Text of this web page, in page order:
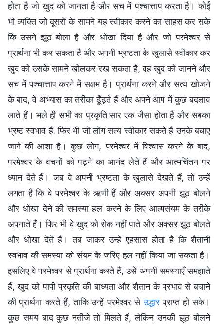
होता है जो खुद को जानता है और सच में पश्चात्ताप करता है। कोई
भी व्यक्ति जो दूसरों के सामने यह स्वीकार करने का साहस कर सके
कि उसने झूठ बोला है और धोखा दिया है और जो परमेश्वर से
प्रार्थना भी कर सकता है और अपनी भ्रष्टता के खुलासे स्वीकार कर
खुद को उसके सामने खोलकर रख सकता है, वह खुद को जानने और
सच में पश्चात्ताप करने में सक्षम है। प्रार्थना करने और सत्य खोजने
के बाद, वे अभ्यास का तरीका ढूँढ़ते हैं और अपने आप में कुछ बदलाव
लाते हैं। भले ही सभी का प्रकृति सार एक जैसा होता है और सबका
भ्रष्ट स्वभाव है, फिर भी जो लोग सत्य स्वीकार सकते हैं उनके बचाए
जाने की आशा है। कुछ लोग, परमेश्वर में विश्वास करने के बाद,
परमेश्वर के वचनों को पढ़ने का आनंद लेते हैं और आत्मचिंतन पर
ध्यान देते हैं। जब वे अपनी भ्रष्टता के खुलासे देखते हैं, तो उन्हें
लगता है कि वे परमेश्वर के ऋणी हैं और अक्सर अपनी झूठ बोलने
और धोखा देने की समस्या हल करने के लिए आत्मसंयम के तरीके
अपनाते हैं। फिर भी वे खुद को रोक नहीं पाते और अक्सर झूठ बोलते
और धोखा देते हैं। तब जाकर उन्हें एहसास होता है कि शैतानी
स्वभाव की समस्या को संयम के जरिए हल नहीं किया जा सकता है।
इसलिए वे परमेश्वर से प्रार्थना करते हैं, उसे अपनी समस्याएँ समझाते
हैं, खुद को पापी प्रकृति की बाध्यता और शैतान के प्रभाव से बचाने
की प्रार्थना करते हैं, ताकि उन्हें परमेश्वर सेउद्धारप्राप्त हो सके।
कुछ समय बाद कुछ नतीजे तो मिलते हैं, लेकिन उनकी झूठ बोलने